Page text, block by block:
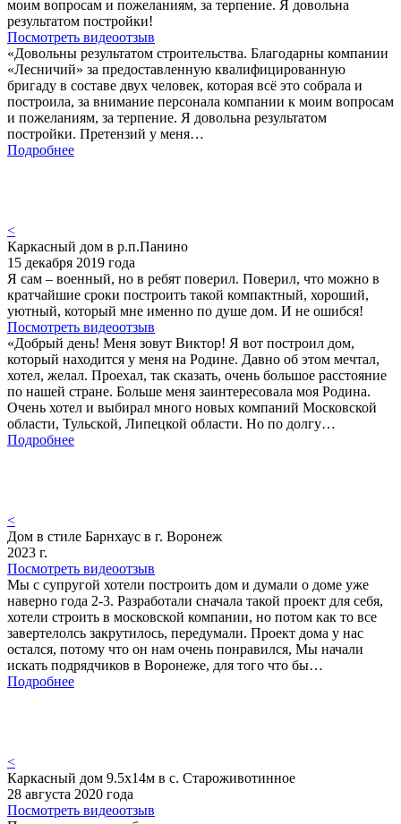
моим вопросам и пожеланиям, за терпение. Я довольна
результатом постройки!
Посмотреть видеоотзыв
«Довольны результатом строительства. Благодарны компании
«Лесничий» за предоставленную квалифицированную
бригаду в составе двух человек, которая всё это собрала и
построила, за внимание персонала компании к моим вопросам
и пожеланиям, за терпение. Я довольна результатом
постройки. Претензий у меня…
Подробнее
<
Каркасный дом в р.п.Панино
15 декабря 2019 года
Я сам – военный, но в ребят поверил. Поверил, что можно в
кратчайшие сроки построить такой компактный, хороший,
уютный, который мне именно по душе дом. И не ошибся!
Посмотреть видеоотзыв
«Добрый день! Меня зовут Виктор! Я вот построил дом,
который находится у меня на Родине. Давно об этом мечтал,
хотел, желал. Проехал, так сказать, очень большое расстояние
по нашей стране. Больше меня заинтересовала моя Родина.
Очень хотел и выбирал много новых компаний Московской
области, Тульской, Липецкой области. Но по долгу…
Подробнее
<
Дом в стиле Барнхаус в г. Воронеж
2023 г.
Посмотреть видеоотзыв
Мы с супругой хотели построить дом и думали о доме уже
наверно года 2-3. Разработали сначала такой проект для себя,
хотели строить в московской компании, но потом как то все
завертелолсь закрутилось, передумали. Проект дома у нас
остался, потому что он нам очень понравился, Мы начали
искать подрядчиков в Воронеже, для того что бы…
Подробнее
<
Каркасный дом 9.5х14м в с. Староживотинное
28 августа 2020 года
Посмотреть видеоотзыв